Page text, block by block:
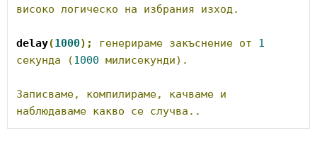
високо логическо на избрания изход.
delay(1000); генерираме закъснение от
1
секунда
(1000 милисекунди).
Записваме, компилираме, качваме и
наблюдаваме какво се случва..